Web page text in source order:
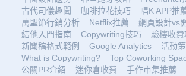
古代司儀趣聞
咖啡拉花技巧
唱K APP推
萬聖節行銷分析
Netflix推薦
網頁設計vs
結他入門指南
Copywriting技巧
驗樓收
新聞稿格式範例
Google Analytics
活動
What is Copywriting?
Top Coworking
公關PR介紹
迷你倉收費
手作市集推薦